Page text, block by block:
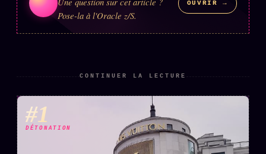
Pose-la à l'Oracle z/S.
OUVRIR →
CONTINUER LA LECTURE
#1
DÉTONATION